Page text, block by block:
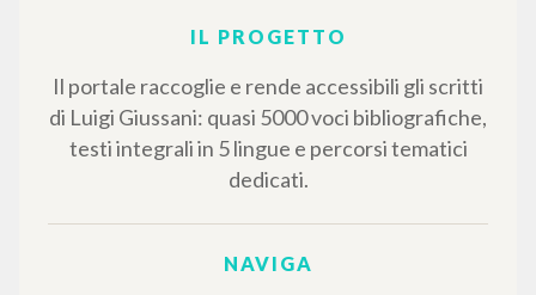
IL PROGETTO
Il portale raccoglie e rende accessibili gli scritti
di Luigi Giussani: quasi 5000 voci bibliografiche,
testi integrali in 5 lingue e percorsi tematici
dedicati.
NAVIGA